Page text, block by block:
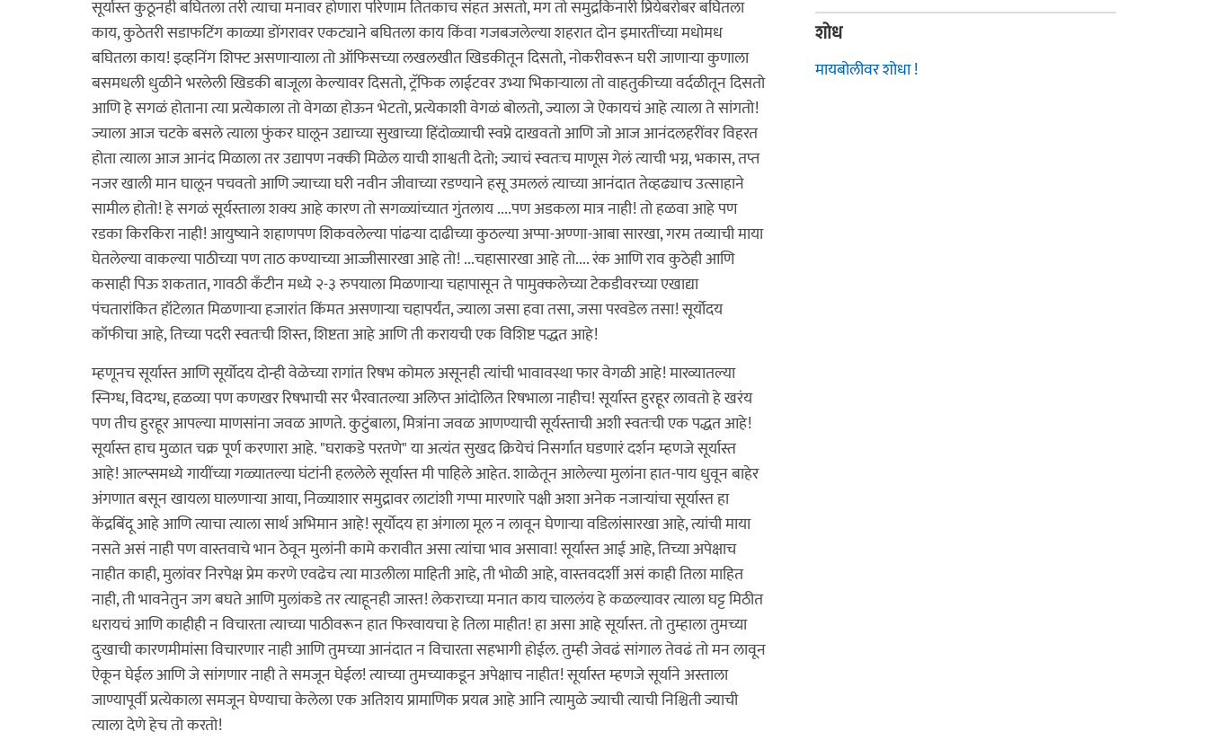
सूर्यास्त कुठूनही बघितला तरी त्याचा मनावर होणारा परिणाम तितकाच संहत असतो, मग तो समुद्रकिनारी प्रियेबरोबर बघितला
काय, कुठेतरी सडाफटिंग काळ्या डोंगरावर एकट्याने बघितला काय किंवा गजबजलेल्या शहरात दोन इमारतींच्या मधोमध
बघितला काय! इव्हनिंग शिफ्ट असणाऱ्याला तो ऑफिसच्या लखलखीत खिडकीतून दिसतो, नोकरीवरून घरी जाणाऱ्या कुणाला
बसमधली धुळीने भरलेली खिडकी बाजूला केल्यावर दिसतो, ट्रॅफिक लाईटवर उभ्या भिकाऱ्याला तो वाहतुकीच्या वर्दळीतून दिसतो
आणि हे सगळं होताना त्या प्रत्येकाला तो वेगळा होऊन भेटतो, प्रत्येकाशी वेगळं बोलतो, ज्याला जे ऐकायचं आहे त्याला ते सांगतो!
ज्याला आज चटके बसले त्याला फुंकर घालून उद्याच्या सुखाच्या हिंदोळ्याची स्वप्ने दाखवतो आणि जो आज आनंदलहरींवर विहरत
होता त्याला आज आनंद मिळाला तर उद्यापण नक्की मिळेल याची शाश्वती देतो; ज्याचं स्वतःच माणूस गेलं त्याची भग्न, भकास, तप्त
नजर खाली मान घालून पचवतो आणि ज्याच्या घरी नवीन जीवाच्या रडण्याने हसू उमललं त्याच्या आनंदात तेव्हढ्याच उत्साहाने
सामील होतो! हे सगळं सूर्यस्ताला शक्य आहे कारण तो सगळ्यांच्यात गुंतलाय ....पण अडकला मात्र नाही! तो हळवा आहे पण
रडका किरकिरा नाही! आयुष्याने शहाणपण शिकवलेल्या पांढऱ्या दाढीच्या कुठल्या अप्पा-अण्णा-आबा सारखा, गरम तव्याची माया
घेतलेल्या वाकल्या पाठीच्या पण ताठ कण्याच्या आज्जीसारखा आहे तो! ...चहासारखा आहे तो.... रंक आणि राव कुठेही आणि
कसाही पिऊ शकतात, गावठी कँटीन मध्ये २-३ रुपयाला मिळणाऱ्या चहापासून ते पामुक्कलेच्या टेकडीवरच्या एखाद्या
पंचतारांकित हॉटेलात मिळणाऱ्या हजारांत किंमत असणाऱ्या चहापर्यंत, ज्याला जसा हवा तसा, जसा परवडेल तसा! सूर्योदय
कॉफीचा आहे, तिच्या पदरी स्वतःची शिस्त, शिष्टता आहे आणि ती करायची एक विशिष्ट पद्धत आहे!
म्हणूनच सूर्यास्त आणि सूर्योदय दोन्ही वेळेच्या रागांत रिषभ कोमल असूनही त्यांची भावावस्था फार वेगळी आहे! मारव्यातल्या
स्निग्ध, विदग्ध, हळव्या पण कणखर रिषभाची सर भैरवातल्या अलिप्त आंदोलित रिषभाला नाहीच! सूर्यास्त हुरहूर लावतो हे खरंय
पण तीच हुरहूर आपल्या माणसांना जवळ आणते. कुटुंबाला, मित्रांना जवळ आणण्याची सूर्यस्ताची अशी स्वतःची एक पद्धत आहे!
सूर्यास्त हाच मुळात चक्र पूर्ण करणारा आहे. "घराकडे परतणे" या अत्यंत सुखद क्रियेचं निसर्गात घडणारं दर्शन म्हणजे सूर्यास्त
आहे! आल्प्समध्ये गायींच्या गळ्यातल्या घंटांनी हललेले सूर्यास्त मी पाहिले आहेत. शाळेतून आलेल्या मुलांना हात-पाय धुवून बाहेर
अंगणात बसून खायला घालणाऱ्या आया, निळ्याशार समुद्रावर लाटांशी गप्पा मारणारे पक्षी अशा अनेक नजाऱ्यांचा सूर्यास्त हा
केंद्रबिंदू आहे आणि त्याचा त्याला सार्थ अभिमान आहे! सूर्योदय हा अंगाला मूल न लावून घेणाऱ्या वडिलांसारखा आहे, त्यांची माया
नसते असं नाही पण वास्तवाचे भान ठेवून मुलांनी कामे करावीत असा त्यांचा भाव असावा! सूर्यास्त आई आहे, तिच्या अपेक्षाच
नाहीत काही, मुलांवर निरपेक्ष प्रेम करणे एवढेच त्या माउलीला माहिती आहे, ती भोळी आहे, वास्तवदर्शी असं काही तिला माहित
नाही, ती भावनेतुन जग बघते आणि मुलांकडे तर त्याहूनही जास्त! लेकराच्या मनात काय चाललंय हे कळल्यावर त्याला घट्ट मिठीत
धरायचं आणि काहीही न विचारता त्याच्या पाठीवरून हात फिरवायचा हे तिला माहीत! हा असा आहे सूर्यास्त. तो तुम्हाला तुमच्या
दुःखाची कारणमीमांसा विचारणार नाही आणि तुमच्या आनंदात न विचारता सहभागी होईल. तुम्ही जेवढं सांगाल तेवढं तो मन लावून
ऐकून घेईल आणि जे सांगणार नाही ते समजून घेईल! त्याच्या तुमच्याकडून अपेक्षाच नाहीत! सूर्यास्त म्हणजे सूर्याने अस्ताला
जाण्यापूर्वी प्रत्येकाला समजून घेण्याचा केलेला एक अतिशय प्रामाणिक प्रयत्न आहे आनि त्यामुळे ज्याची त्याची निश्चिती ज्याची
त्याला देणे हेच तो करतो!
शोध
मायबोलीवर शोधा !